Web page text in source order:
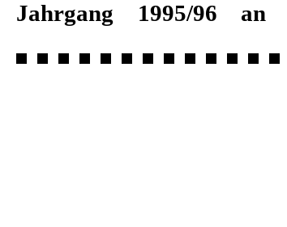
Jahrgang 1995/96 an